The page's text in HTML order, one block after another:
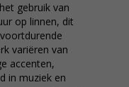
gebruik van
op linnen, dit
variëren van
accenten,
in muziek en